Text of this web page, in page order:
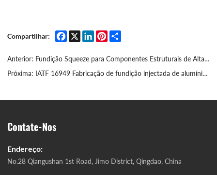
Compartilhar: Facebook
X LinkedInPinterest
Anterior: Fundição Squeeze para Componentes Estruturais de Alta Resistência
Próxima: IATF 16949 Fabricação de fundição injectada de alumínio automóvel
Contate-Nos
Endereço:
No.28 Qiangushan 1st Road, Jimo District, Qingdao, China